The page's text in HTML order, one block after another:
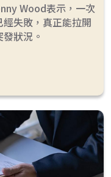
Wood表示，一次
失敗，真正能拉開
狀況。